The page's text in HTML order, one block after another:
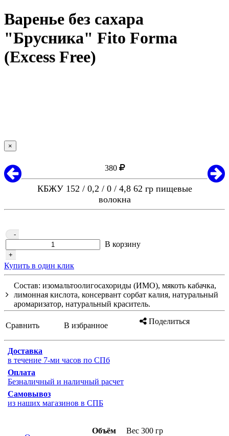
Варенье без сахара
"Брусника" Fito Forma
(Excess Free)
×
380
КБЖУ 152 / 0,2 / 0 / 4,8 62 гр пищевые
волокна
-
+
В корзину
Купить в один клик
Состав: изомальтоолигосахориды (ИМО), мякоть кабачка,
лимонная кислота, консервант сорбат калия, натуральный
аромаризатор, натуральный краситель.
Сравнить В избранное Поделиться
Доставка
в течение 7-ми часов по СПб
Оплата
Безналичный и наличный расчет
Самовывоз
из наших магазинов в СПБ
Объём Вес 300 гр